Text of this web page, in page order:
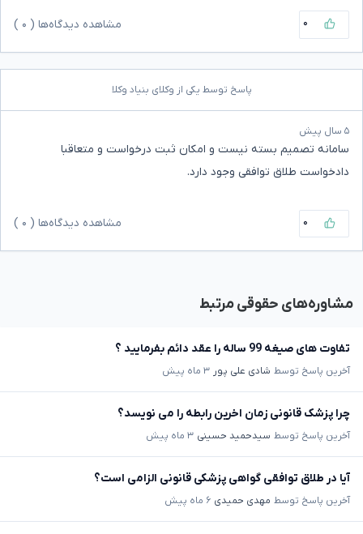
۰ مشاهده دیدگاه‌ها ( ۰
پاسخ توسط یکی از وکلای بنیاد وکلا
۵ سال پیش
سامانه تصمیم بسته نیست و امکان ثبت درخواست و متعاقبا
دادخواست طلاق توافقی وجود دارد.
۰ مشاهده دیدگاه‌ها ( ۰
مشاوره‌های حقوقی مرتبط
تفاوت های صیغه 99 ساله را عقد دائم بفرمایید ؟
آخرین پاسخ توسط شادی علی پور ۳ ماه پیش
چرا پزشک قانونی زمان اخرین رابطه را می‌ نویسد؟
آخرین پاسخ توسط سیدحمید حسینی ۳ ماه پیش
آیا در طلاق توافقی گواهی پزشکی قانونی الزامی است؟
آخرین پاسخ توسط مهدی حمیدی ۶ ماه پیش